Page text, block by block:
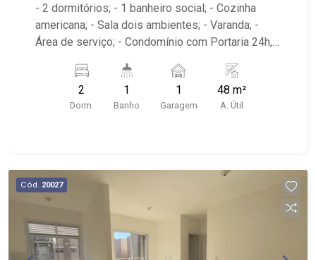
- 2 dormitórios; - 1 banheiro social; - Cozinha
americana; - Sala dois ambientes; - Varanda; -
Área de serviço; - Condomínio com Portaria 24h,
Próximo à DaniBe FullStore, Bola na Grama
Bonfim, Baterias Batex, supermercado Gricki e
Centro de Bonfim;
2
Dorm.
1
Banho
1
Garagem
48 m²
A. Útil
Cód. 20027